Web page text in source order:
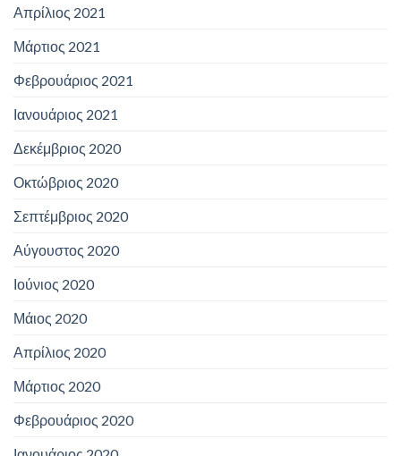
Απρίλιος 2021
Μάρτιος 2021
Φεβρουάριος 2021
Ιανουάριος 2021
Δεκέμβριος 2020
Οκτώβριος 2020
Σεπτέμβριος 2020
Αύγουστος 2020
Ιούνιος 2020
Μάιος 2020
Απρίλιος 2020
Μάρτιος 2020
Φεβρουάριος 2020